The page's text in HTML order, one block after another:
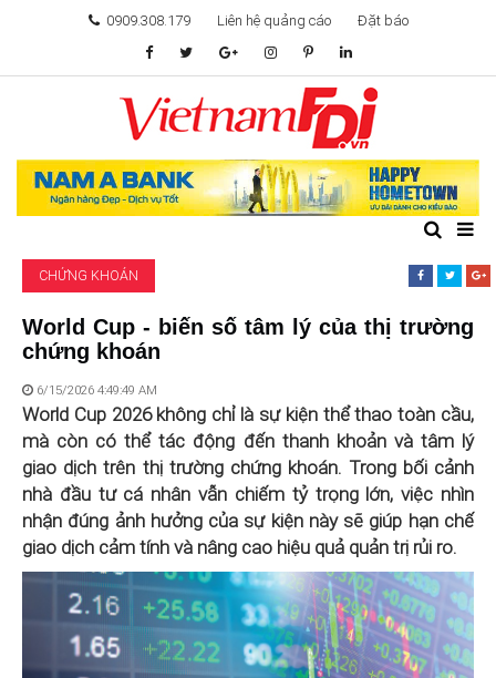
0909.308.179 Liên hệ quảng cáo Đặt báo
TÂM ĐIỂM ĐẦU TƯ
TÀI CHÍNH
KHỞI NGHIỆP
GIẢI TRÍ & CÔNG NGHỆ
CHỨNG KHOÁN
World Cup - biến số tâm lý của thị trường
chứng khoán
6/15/2026 4:49:49 AM
World Cup 2026 không chỉ là sự kiện thể thao toàn cầu,
mà còn có thể tác động đến thanh khoản và tâm lý
giao dịch trên thị trường chứng khoán. Trong bối cảnh
nhà đầu tư cá nhân vẫn chiếm tỷ trọng lớn, việc nhìn
nhận đúng ảnh hưởng của sự kiện này sẽ giúp hạn chế
giao dịch cảm tính và nâng cao hiệu quả quản trị rủi ro.